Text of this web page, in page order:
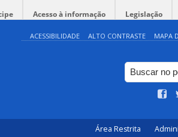
Acesso à informação Legislação
ACESSIBILIDADE ALTO CONTRASTE MAPA
Área Restrita